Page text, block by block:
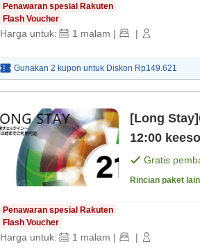
Penawaran spesial Rakuten
Flash Voucher
Harga untuk: 1 malam | |
Gunakan 2 kupon untuk Diskon Rp149.621
[Long
12:00
21 jam.
Gratis
Rincian paket
Penawaran spesial Rakuten
Flash Voucher
Harga untuk: 1 malam | |